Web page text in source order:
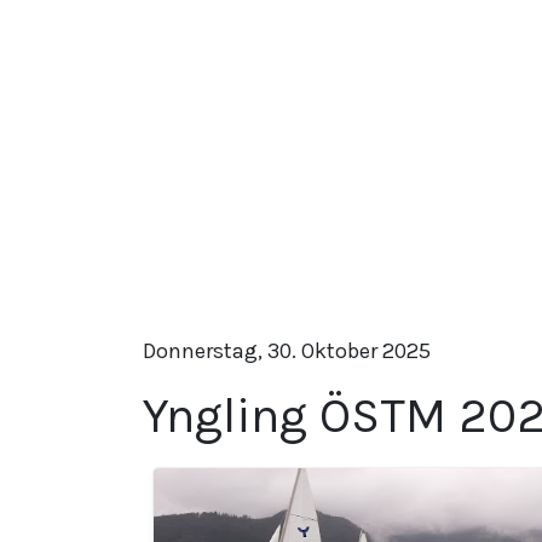
Donnerstag, 30. Oktober 2025
Yngling ÖSTM